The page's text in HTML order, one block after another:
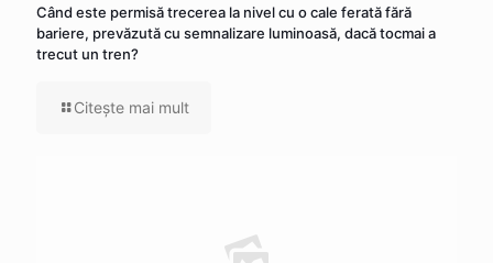
Când este permisă trecerea la nivel cu o cale ferată fără
bariere, prevăzută cu semnalizare luminoasă, dacă tocmai a
trecut un tren?
Citeşte mai mult